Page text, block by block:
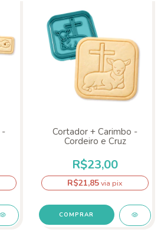
-
Cortador + Carimbo -
Cordeiro e Cruz
R$23,00
R$21,85via pix
COMPRAR